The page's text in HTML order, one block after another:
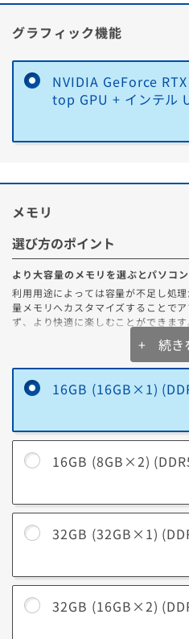
⑤ ゲームプレイを妨げないように
ーを守ります。
スマートファイアウォール
や覗き見など、不正アクセスを防ぎま
フィッシング詐欺対策
金銭、パスワード、個人情報を盗む
ロックします。
フリーWi-Fiなど脆弱なネットワーク
ス、デバイス上の情報、お客様のオ
ます。
プ/セーフカム/ブラウザ保護/ダウン
グラフィック機能
NVIDIA GeForce
top GPU + インテル
メモリ
選び方のポイント
より大容量のメモリを選ぶとパソコ
利用用途によっては容量が不足し処
量メモリへカスタマイズすることで
ず、より快適に楽しむことができます
メモリ容量の選び方
16GB
一般的なゲームやビジ
同時使用する場合にオス
最新ゲームを高設定でプ
ソフト（3DCG制作、
64GB
4K以上の動画編集、複
ム開発などのプロフェッ
128GB
の開発など、極めて大
適。
+ 続き
16GB (16GB×1)
16GB (8GB×2)
32GB (32GB×1)
32GB (16GB×2)